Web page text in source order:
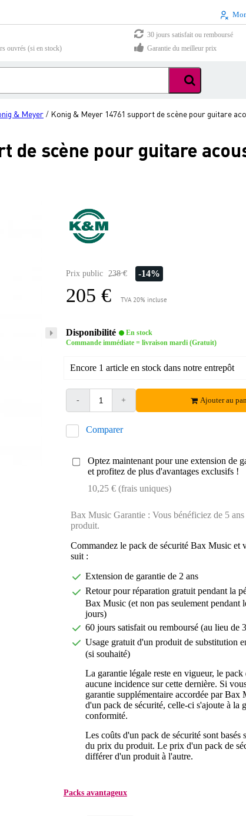
30 jours satisfait ou remboursé
ouvrés (si en stock)
Garantie du meilleur prix
& Meyer / Konig & Meyer 14761 support de scène pour guitare
de scène pour guitare
Prix public 238 € -14%
205 € TVA 20% incluse
Disponibilité
En stock
Commande immédiate = livraison mardi (Gratuit)
Encore 1 article en stock dans notre entrepôt
- + Ajouter au
Comparer
Optez maintenant pour une extension de
et profitez de plus d'avantages exclusifs !
10,25 € (frais uniques)
Bax Music Garantie : Vous bénéficiez de 5 ans
produit.
Commandez le pack de sécurité Bax Music et
suit :
Extension de garantie de 2 ans
Retour pour réparation gratuit pendant la
Bax Music (et non pas seulement pendant
jours)
60 jours satisfait ou remboursé (au lieu de
Usage gratuit d'un produit de substitution
(si souhaité)
La garantie légale reste en vigueur, le pack
aucune incidence sur cette dernière. Si
garantie supplémentaire accordée par Bax
d'un pack de sécurité, celle-ci s'ajoute à la
conformité.
Les coûts d'un pack de sécurité sont basés
du prix du produit. Le prix d'un pack de
différer d'un produit à l'autre.
Packs avantageux